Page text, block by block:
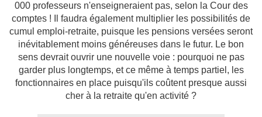
000 professeurs n'enseigneraient pas, selon la Cour des
comptes ! Il faudra également multiplier les possibilités de
cumul emploi-retraite, puisque les pensions versées seront
inévitablement moins généreuses dans le futur. Le bon
sens devrait ouvrir une nouvelle voie : pourquoi ne pas
garder plus longtemps, et ce même à temps partiel, les
fonctionnaires en place puisqu'ils coûtent presque aussi
cher à la retraite qu'en activité ?